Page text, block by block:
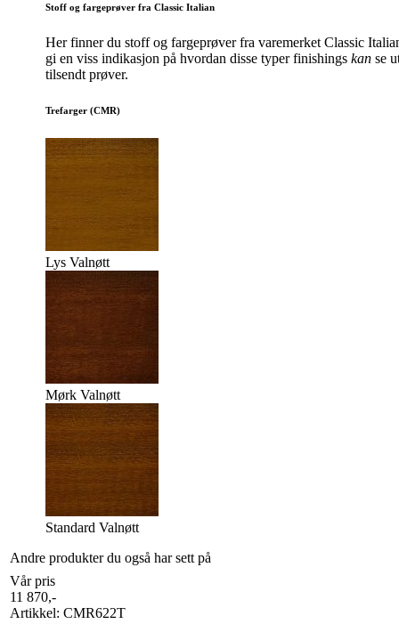
Stoff og fargeprøver fra Classic Italian
Her finner du stoff og fargeprøver fra varemerket Classic
gi en viss indikasjon på hvordan disse typer finishings kan se
tilsendt prøver.
Trefarger (CMR)
Lys Valnøtt
Mørk Valnøtt
Standard Valnøtt
Andre produkter du også har sett på
Vår pris
11 870,-
Artikkel: CMR622T